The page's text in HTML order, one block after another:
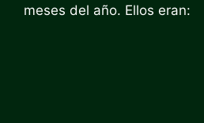
meses del año. Ellos eran: